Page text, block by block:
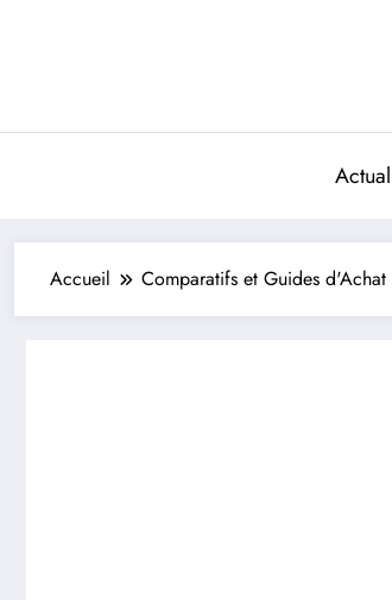
Accueil Comparatifs et Guides d'Achat